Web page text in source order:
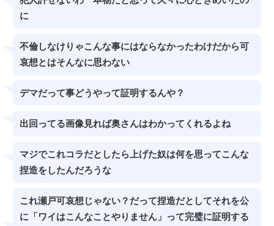
に
不倫しなけりゃこんな事にはならなかったわけだから可
哀想とはそんなに思わない
デマだって事どうやって証明するんや？
出回ってる画像見れば奥さんはわかってくれるよね
マジでこれコラだとしたら上げた奴は何を思ってこんな
捏造をしたんだろうな
これ瀬戸可哀想じゃない？だって捏造だとしてそれを公
に「ワイはこんなことやりません」って完璧に証明する